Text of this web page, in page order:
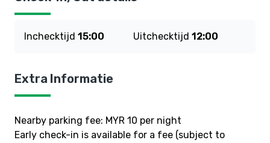
Inchecktijd 15:00 Uitchecktijd 12:00
Extra Informatie
Nearby parking fee: MYR 10 per night
Early check-in is available for a fee (subject to